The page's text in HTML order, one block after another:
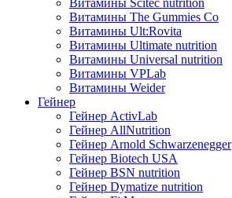
Витамины The Gummies Co
Витамины Ult:Rovita
Витамины Ultimate nutrition
Витамины Universal nutrition
Витамины VPLab
Витамины Weider
Гейнер
Гейнер ActivLab
Гейнер AllNutrition
Гейнер Arnold Schwarzenegger
Гейнер Biotech USA
Гейнер BSN nutrition
Гейнер Dymatize nutrition